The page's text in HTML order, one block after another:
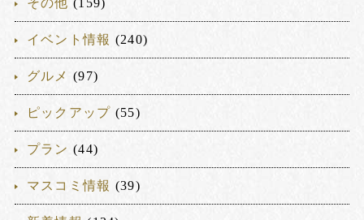
その他 (159)
イベント情報 (240)
グルメ (97)
ピックアップ (55)
プラン (44)
マスコミ情報 (39)